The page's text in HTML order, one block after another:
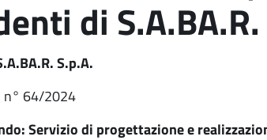
di S.A.BA.R.
S.p.A.
n° 64/2024
Servizio di progettazione e